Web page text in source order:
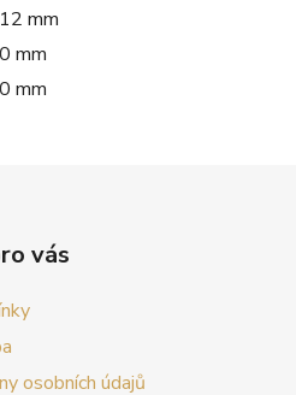
mm
mm
mm
vás
osobních údajů